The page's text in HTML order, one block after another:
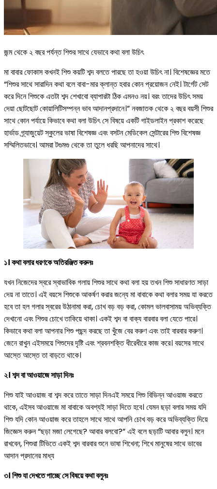
জন্ম থেকে ২ বছর পর্যন্ত শিশুর সাথে যেভাবে কথা বলা উচিৎ
মা বাবার ফোকাস কখনই শিশু কয়টি শব্দ বলতে পারছে তা হওয়া উচিৎ না। বিশেষজ্ঞের মতে
“শিশুর সাথে সারাদিন কথা বলে বাবা-মার ক্লান্ত হবার কোন প্রয়োজন নেই। টার্গেট সেট
করে দিনে শিশুকে এতটা শব্দ শেখাবো ব্যাপারটা ঠিক এমনও নয়। বরং তাদের উচিৎ সময়
দেয়া ছোটছোট কোয়ালিটিসম্পন্ন ভাব আদানপ্রদানে।” নবজাতক থেকে ২ বছর বয়সী শিশুর
সাথে কোন পর্যায়ে কিভাবে কথা বলা উচিৎ সে বিষয়ে একটি গাইডলাইন প্রকাশ করেছে
হার্ভাড গ্র্যাজুয়েট স্কুলের ভাষা বিশেষজ্ঞ এবং বসটন মেডিকেল সেন্টারের শিশু বিশেষজ্ঞ
সম্মিলিতভাবে। আমরা টগুমগু থেকে তা তুলে ধরছি আপনাদের সাথে।
১। কথা বলার ধরণকে অতিরঞ্জিত করুনঃ
যখন নিজেদের স্বরে স্বাভাবিক গলায় শিশুর সাথে কথা বলা হয় তখন শিশু সাধারণত সাড়া
দেয় না তাতে। এই বয়সে শিশুকে আকর্ষণ করার জন্যে মা বাবাকে কথা বলার সময় যা করতে
হবে তা হল গলার স্বরের উঠানামা করা, চোখ বড় বড় করা, কোমল ভালবাসাময় অভিব্যক্তি
দেখানো এবং শিশুর চোখে তাকিয়ে থাকা। একই শব্দ বা বাক্য বারবার বলা যেতে পারে।
কিভাবে কথা বলা আপনার শিশু পছন্দ করছে তা খুঁজে বের করুণ এবং তাই বারবার করুণ।
জেনে রাখুন এইসময়ে শিশুদের দৃষ্টি এবং শ্রবনশক্তি ধীরেধীরে কাজ করে। বয়সের সাথে
আস্তে আস্তে তা বাড়তে থাকে।
২। শব্দ বা আওয়াজে সাড়া দিনঃ
শিশু যাই আওয়াজ বা শব্দ করে তাতে সাড়া দিনএই সময়ে শিশু বিভিন্ন আওয়াজ করতে
থাকে, এইসব আওয়াজে মা বাবাকে অবশ্যই সাড়া দিতে হবে। যেমন ছড়া বলার সময় যদি
শিশু যদি কোন আওয়াজ করে তাহলে সাথে সাথে আপনি চোখ বড় করে অভিব্যক্তি দিয়ে
জিজ্ঞেস করুন “ছড়া মজা লেগেছে? আবার বলবো?” এই বলে ছড়াটি আবার বলুন। মনে
রাখবেন, শিশুরা টিভিতে একই শব্দ বারবার শুনে ভাষা শিখেনা; শিখে মানুষের সাথে ভাবের
আদান প্রদানের মাধ্য
৩। শিশু যা দেখতে পাচ্ছে সে বিষয়ে কথা বলুনঃ